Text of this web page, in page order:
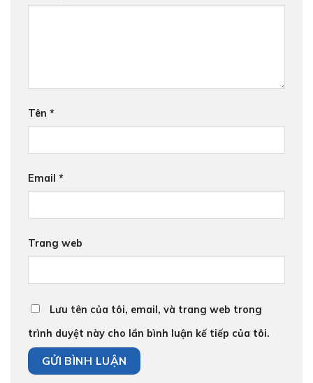
Tên *
Email *
Trang web
Lưu tên của tôi, email, và trang web trong
trình duyệt này cho lần bình luận kế tiếp của tôi.